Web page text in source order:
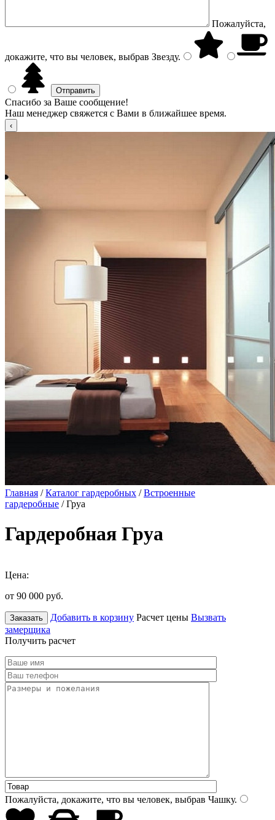
Пожалуйста,
докажите, что вы человек, выбрав Звезду.
Спасибо за Ваше сообщение!
Наш менеджер свяжется с Вами в ближайшее время.
Главная /Каталог гардеробных /Встроенные
гардеробные / Груа
Гардеробная Груа
Цена:
от 90 000 руб.
Заказать Добавить в корзину Расчет цены Вызвать
замерщика
Получить расчет
Пожалуйста, докажите, что вы человек, выбрав Чашку.